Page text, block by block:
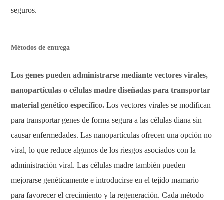
seguros.
Métodos de entrega
Los genes pueden administrarse mediante vectores virales,
nanopartículas o células madre diseñadas para transportar
material genético específico. Los vectores virales se modifican
para transportar genes de forma segura a las células diana sin
causar enfermedades. Las nanopartículas ofrecen una opción no
viral, lo que reduce algunos de los riesgos asociados con la
administración viral. Las células madre también pueden
mejorarse genéticamente e introducirse en el tejido mamario
para favorecer el crecimiento y la regeneración. Cada método